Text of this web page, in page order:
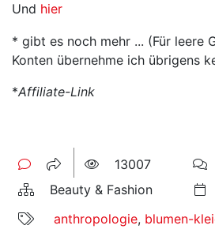
Und hier
* gibt es noch mehr ... (Für leere
Konten übernehme ich übrigens
*Affiliate-Link
13007
Beauty & Fashion
anthropologie, blumen-